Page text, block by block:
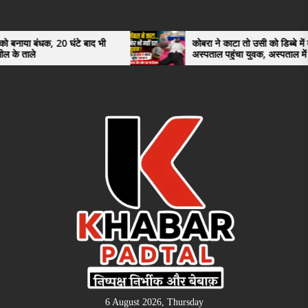
the
content
घंटे बाद भी
कोबरा ने काटा तो उसी को डिब्बे में बंद कर
अस्पताल पहुंचा युवक, अस्पताल में देखकर डॉक्टर
भी रह गए हैरान
6 August 2026, Thursday